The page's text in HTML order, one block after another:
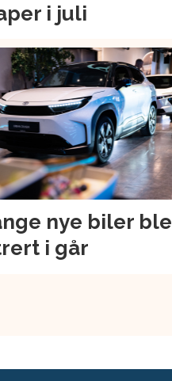
i juli
nye biler ble
i går